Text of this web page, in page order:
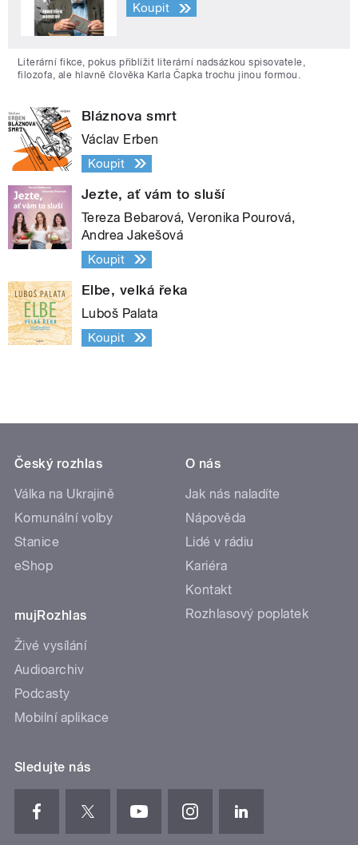
Koupit
Literární fikce, pokus přiblížit literární nadsázkou spisovatele,
filozofa, ale hlavně člověka Karla Čapka trochu jinou formou.
Bláznova smrt
Václav Erben
Koupit
Jezte, ať vám to sluší
Tereza Bebarová, Veronika Pourová,
Andrea Jakešová
Koupit
Elbe, velká řeka
Luboš Palata
Koupit
Český rozhlas
Válka na Ukrajině
Komunální volby
Stanice
eShop
mujRozhlas
Živé vysílání
Audioarchiv
Podcasty
Mobilní aplikace
O nás
Jak nás naladíte
Nápověda
Lidé v rádiu
Kariéra
Kontakt
Rozhlasový poplatek
Sledujte nás